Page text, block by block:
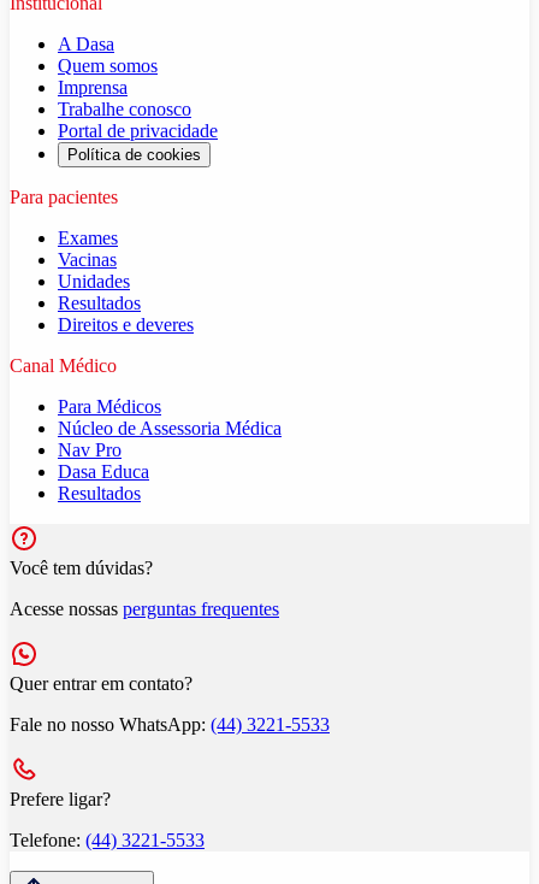
A Dasa
Quem somos
Imprensa
Trabalhe conosco
Portal de privacidade
Política de cookies
Para pacientes
Exames
Vacinas
Unidades
Resultados
Direitos e deveres
Canal Médico
Para Médicos
Núcleo de Assessoria Médica
Nav Pro
Dasa Educa
Resultados
Você tem dúvidas?
Acesse nossas perguntas frequentes
Quer entrar em contato?
Fale no nosso WhatsApp: (44) 3221-5533
Prefere ligar?
Telefone: (44) 3221-5533